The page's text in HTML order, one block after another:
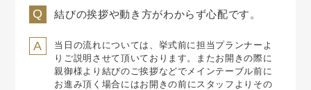
結びの挨拶や動き方がわからず心配です。
当日の流れについては、挙式前に担当プランナーよ
りご説明させて頂いております。
またお開きの際に
親御様より結びのご挨拶などでメインテーブル前に
お進み頂く場合にはお開きの前にスタッフよりその